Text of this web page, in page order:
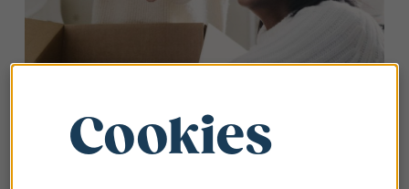
Hemförsäkring
Cookies